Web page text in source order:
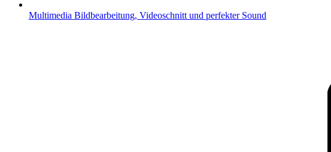
Multimedia Bildbearbeitung, Videoschnitt und perfekter Sound